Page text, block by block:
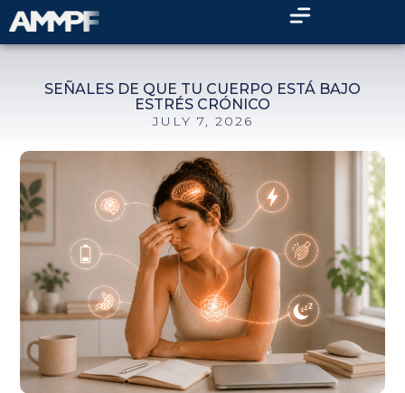
SEÑALES DE QUE TU CUERPO ESTÁ BAJO
ESTRÉS CRÓNICO
JULY 7, 2026